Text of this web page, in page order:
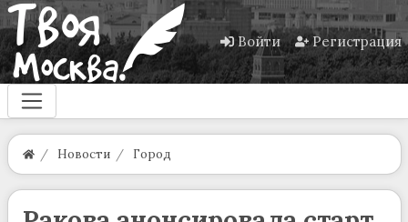
Войти Регистрация
Новости Город